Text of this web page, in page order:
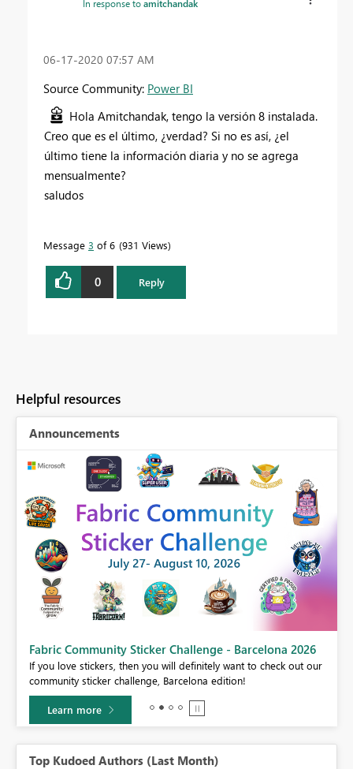
In response toamitchandak
‎06-17-2020 07:57 AM
Source Community: Power BI
Hola Amitchandak, tengo la versión 8 instalada.
Creo que es el último, ¿verdad? Si no es así, ¿el
último tiene la información diaria y no se agrega
mensualmente?
saludos
Message 3 of 6 931 Views
0 Reply
Helpful resources
Announcements
Fabric Community Sticker Challenge - Barcelona 2026
If you love stickers, then you will definitely want to check out our
community sticker challenge, Barcelona edition!
Learn more
Top Kudoed Authors (Last Month)